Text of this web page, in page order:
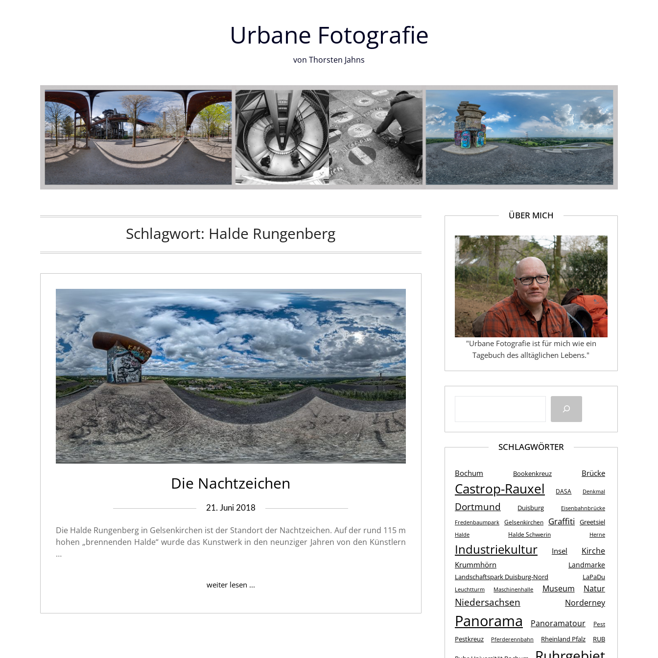
Urbane Fotografie
von Thorsten Jahns
Schlagwort: Halde Rungenberg
Die Nachtzeichen
21. Juni 2018
Die Halde Rungenberg in Gelsenkirchen ist der Standort der Nachtzeichen. Auf der rund 115 m
hohen „brennenden Halde“ wurde das Kunstwerk in den neunziger Jahren von den Künstlern
…
weiter lesen ...
ÜBER MICH
"Urbane Fotografie ist für mich wie ein
Tagebuch des alltäglichen Lebens."
SCHLAGWÖRTER
Bochum Bookenkreuz Brücke
Castrop-Rauxel DASA Denkmal
Dortmund Duisburg Eisenbahnbrücke
Fredenbaumpark Gelsenkirchen Graffiti Greetsiel
Halde Halde Schwerin Herne
Industriekultur Insel Kirche
Krummhörn Landmarke
Landschaftspark Duisburg-Nord LaPaDu
Leuchtturm Maschinenhalle Museum Natur
Niedersachsen Norderney
Panorama Panoramatour Pest
Pestkreuz Pferderennbahn Rheinland Pfalz RUB